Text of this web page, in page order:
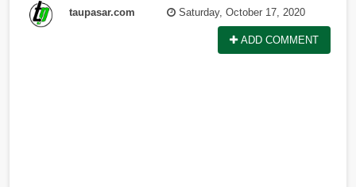
taupasar.com Saturday, October 17, 2020
ADD COMMENT